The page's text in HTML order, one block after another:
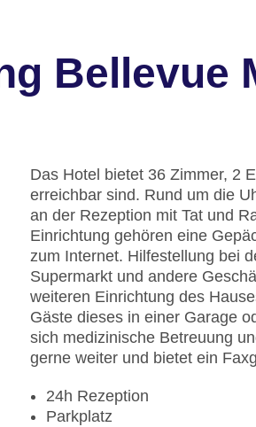
Bellevue
Das Hotel bietet 36 Zimmer, 2
erreichbar sind. Rund um die
an der Rezeption mit Tat und
Einrichtung gehören eine
zum Internet. Hilfestellung bei
Supermarkt und andere
weiteren Einrichtung des
Gäste dieses in einer Garage
sich medizinische Betreuung
gerne weiter und bietet ein
24h Rezeption
Parkplatz